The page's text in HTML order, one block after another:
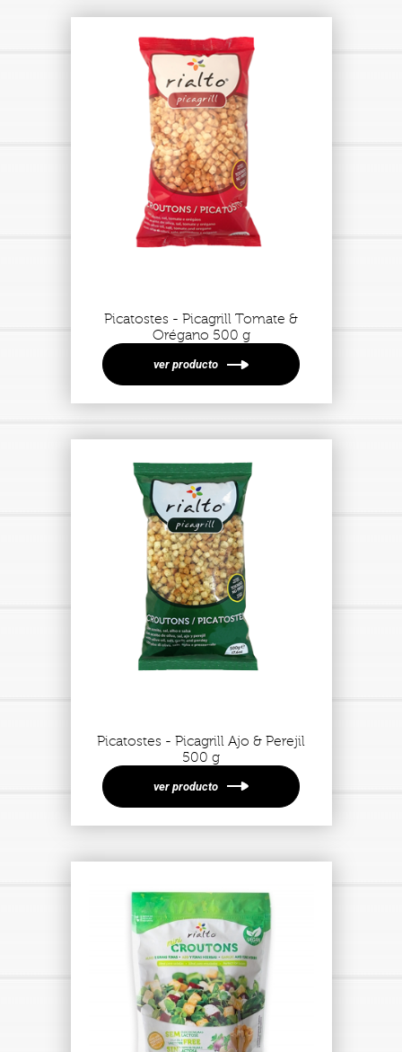
Picatostes - Picagrill Tomate &
Orégano 500 g
ver producto
Picatostes - Picagrill Ajo & Perejil
500 g
ver producto